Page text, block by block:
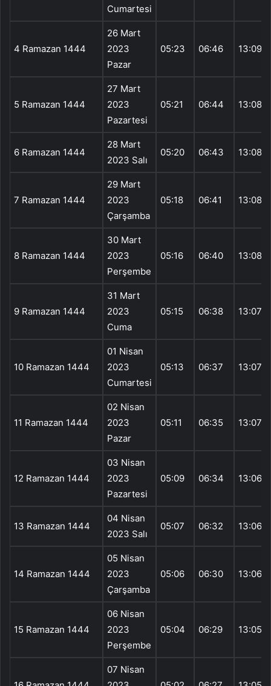
Cumartesi
4 Ramazan 1444
26 Mart
2023
Pazar
05:23 06:46 13:09
5 Ramazan 1444
27 Mart
2023
Pazartesi
05:21 06:44 13:08
6 Ramazan 1444
28 Mart
2023 Salı
05:20 06:43 13:08
7 Ramazan 1444
29 Mart
2023
Çarşamba
05:18 06:41 13:08
8 Ramazan 1444
30 Mart
2023
Perşembe
05:16 06:40 13:08
9 Ramazan 1444
31 Mart
2023
Cuma
05:15 06:38 13:07
10 Ramazan 1444
01 Nisan
2023
Cumartesi
05:13 06:37 13:07
11 Ramazan 1444
02 Nisan
2023
Pazar
05:11 06:35 13:07
12 Ramazan 1444
03 Nisan
2023
Pazartesi
05:09 06:34 13:06
13 Ramazan 1444
04 Nisan
2023 Salı
05:07 06:32 13:06
14 Ramazan 1444
05 Nisan
2023
Çarşamba
05:06 06:30 13:06
15 Ramazan 1444
06 Nisan
2023
Perşembe
05:04 06:29 13:05
07 Nisan